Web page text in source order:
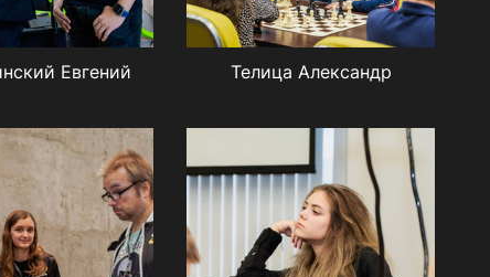
Евгений Телица Александр